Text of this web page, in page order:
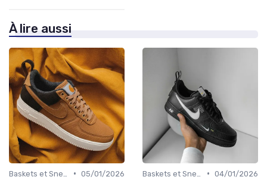
À lire aussi
• 05/01/2026
• 04/01/2026